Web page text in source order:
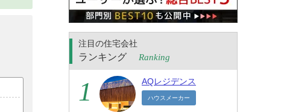
注目の住宅会社
ランキング Ranking
AQレジデンス
ハウスメーカー